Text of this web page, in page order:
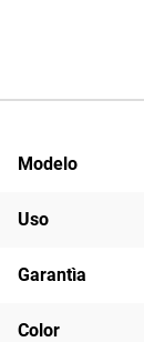
Modelo
Uso
Garantìa
Color